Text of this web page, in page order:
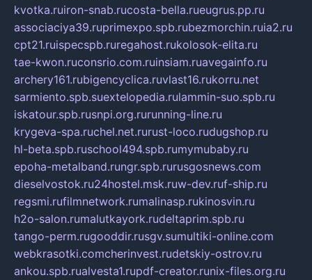
kvotka.ruiron-snab.rucosta-bella.rueugrus.pp.ru
associaciya39.ruprimexpo.spb.rubezmorchin.ruia2.ru
cpt21.ruispecspb.ruregahost.rukolosok-elita.ru
tae-kwon.ruconsrio.com.ruinsiam.ruavegainfo.ru
archery161.rubigencyclica.ruvlast16.rukorru.net
sarmiento.spb.suextelopedia.rulammin-suo.spb.ru
iskatour.spb.rusnpi.org.rurunning-line.ru
krygeva-spa.ruchel.net.rurust-loco.rudugshop.ru
hl-beta.spb.ruschool494.spb.rumymubaby.ru
epoha-metalband.rungr.spb.rurusgosnews.com
dieselvostok.ru24hostel.msk.ruw-dev.ruf-ship.ru
regsmi.rufilmnetwork.rumalinasp.rukinosvin.ru
h2o-salon.rumalutkayork.rudeltaprim.spb.ru
tango-perm.rugooddir.rusgv.sumultiki-online.com
webkrasotki.comcherinvest.rudetskiy-ostrov.ru
ankou.spb.rualvesta1.rupdf-creator.runix-files.org.ru